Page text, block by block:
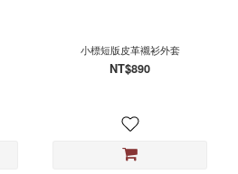
小標短版皮革襯衫外套
NT$890